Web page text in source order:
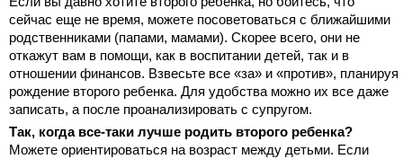
сейчас еще не время, можете посоветоваться с ближайшими
родственниками (папами, мамами). Скорее всего, они не
откажут вам в помощи, как в воспитании детей, так и в
отношении финансов. Взвесьте все «за» и «против», планируя
рождение второго ребенка. Для удобства можно их все даже
записать, а после проанализировать с супругом.
Так, когда все-таки лучше родить второго ребенка?
Можете ориентироваться на возраст между детьми. Если